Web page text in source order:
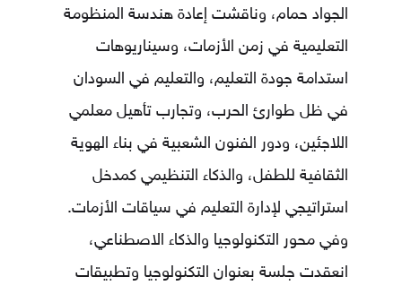
الجواد حمام، وناقشت إعادة هندسة المنظومة
التعليمية في زمن الأزمات، وسيناريوهات
استدامة جودة التعليم، والتعليم في السودان
في ظل طوارئ الحرب، وتجارب تأهيل معلمي
اللاجئين، ودور الفنون الشعبية في بناء الهوية
الثقافية للطفل، والذكاء التنظيمي كمدخل
استراتيجي لإدارة التعليم في سياقات الأزمات.
وفي محور التكنولوجيا والذكاء الاصطناعي،
انعقدت جلسة بعنوان التكنولوجيا وتطبيقات